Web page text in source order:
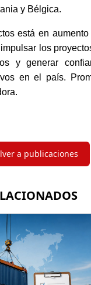
y Bélgica.
está en
los
y generar
en el país.
a publicaciones